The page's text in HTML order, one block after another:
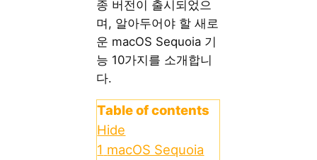
종 버전이 출시되었으
며, 알아두어야 할 새로
운 macOS Sequoia 기
능 10가지를 소개합니
다.
Table of contents
Hide
1 macOS Sequoia